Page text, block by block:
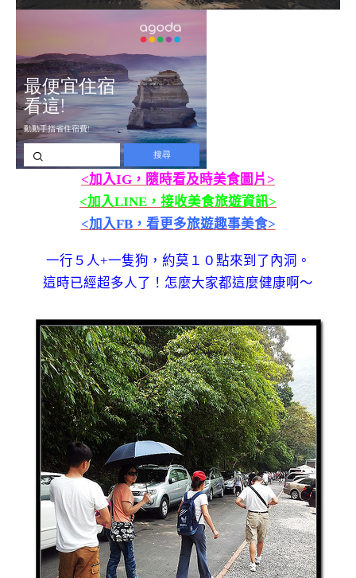
<加入IG，隨時看及時美食圖片>
<加入LINE，接收美食旅遊資訊>
<加入FB，看更多旅遊趣事美食>
一行５人+一隻狗，約莫１０點來到了內洞。
這時已經超多人了！怎麼大家都這麼健康啊～